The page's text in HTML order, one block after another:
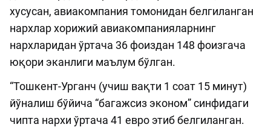
хусусан, авиакомпания томонидан белгиланган
нархлар хорижий авиакомпанияларнинг
нархларидан ўртача 36 фоиздан 148 фоизгача
юқори эканлиги маълум бўлган.
“Тошкент-Урганч (учиш вақти 1 соат 15 минут)
йўналиш бўйича “багажсиз эконом” синфидаги
чипта нархи ўртача 41 евро этиб белгиланган.